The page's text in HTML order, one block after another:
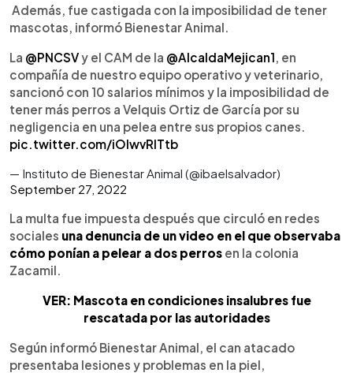
Además, fue castigada con la imposibilidad de tener
mascotas, informó Bienestar Animal.
La @PNCSVy el CAM de la @AlcaldaMejican1 , en
compañía de nuestro equipo operativo y veterinario,
sancionó con 10 salarios mínimos y la imposibilidad de
tener más perros a Velquis Ortiz de García por su
negligencia en una pelea entre sus propios canes.
pic.twitter.com/iOIwvRITtb
— Instituto de Bienestar Animal (@ibaelsalvador)
September 27, 2022
La multa fue impuesta después que circuló en redes
sociales una denuncia de un video en el que observaba
cómo ponían a pelear a dos perros en la colonia
Zacamil.
VER: Mascota en condiciones insalubres fue
rescatada por las autoridades
Según informó Bienestar Animal, el can atacado
presentaba lesiones y problemas en la piel,